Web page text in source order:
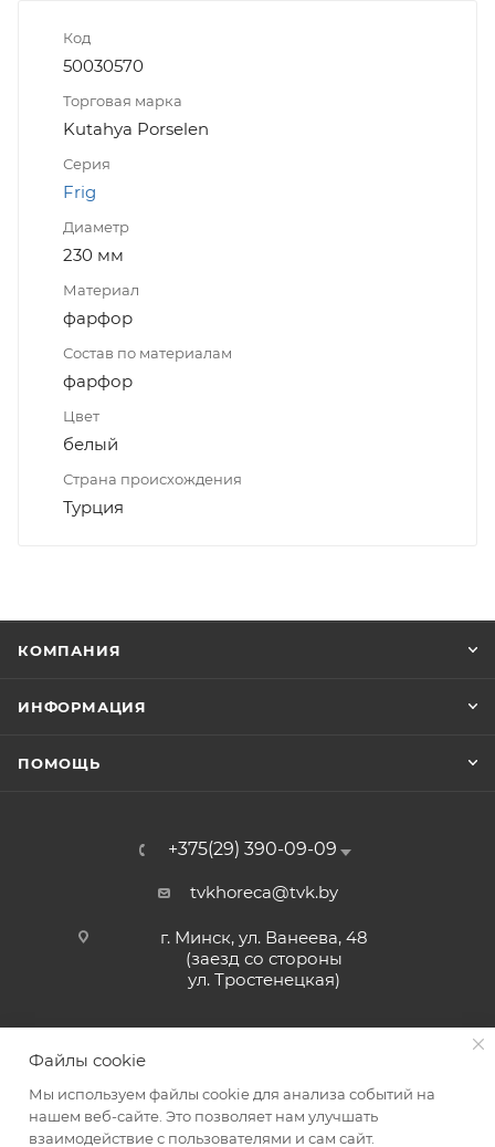
Код
50030570
Торговая марка
Kutahya Porselen
Серия
Frig
Диаметр
230 мм
Материал
фарфор
Состав по материалам
фарфор
Цвет
белый
Страна происхождения
Турция
КОМПАНИЯ
ИНФОРМАЦИЯ
ПОМОЩЬ
+375(29) 390-09-09
tvkhoreca@tvk.by
г. Минск, ул. Ванеева, 48
(заезд со стороны
ул. Тростенецкая)
Файлы cookie
Мы используем файлы cookie для анализа событий на
нашем веб-сайте. Это позволяет нам улучшать
взаимодействие с пользователями и сам сайт.